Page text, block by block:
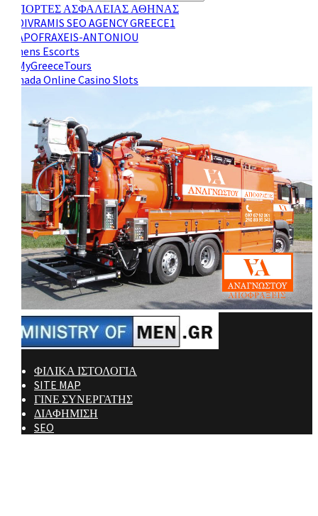
Athens Escorts
Canada Online Casino Slots
ΦΙΛΙΚΑ ΙΣΤΟΛΟΓΙΑ
SITE MAP
ΓΙΝΕ ΣΥΝΕΡΓΑΤΗΣ
ΔΙΑΦΗΜΙΣΗ
SEO